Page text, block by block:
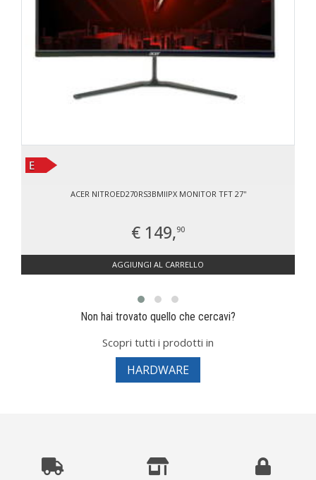
ACER NITROED270RS3BMIIPX MONITOR TFT 27''
€ 149,90
AGGIUNGI AL CARRELLO
Non hai trovato quello che cercavi?
Scopri tutti i prodotti in
HARDWARE